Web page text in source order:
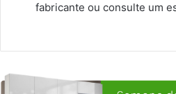
fabricante ou consulte um